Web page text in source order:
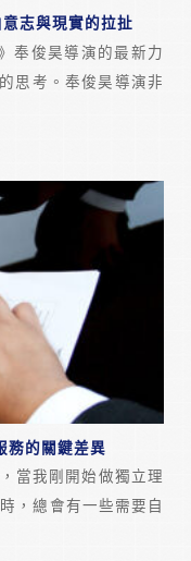
志與現實的拉扯
奉俊昊導演的最新力
思考。奉俊昊導演非
務的關鍵差異
當我剛開始做獨立理
，總會有一些需要自